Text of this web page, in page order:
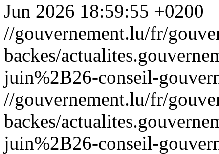
Jun 2026 18:59:55 +0200
//gouvernement.lu/fr/
backes/
juin%2B26-conseil-
//gouvernement.lu/fr/
backes/
juin%2B26-conseil-